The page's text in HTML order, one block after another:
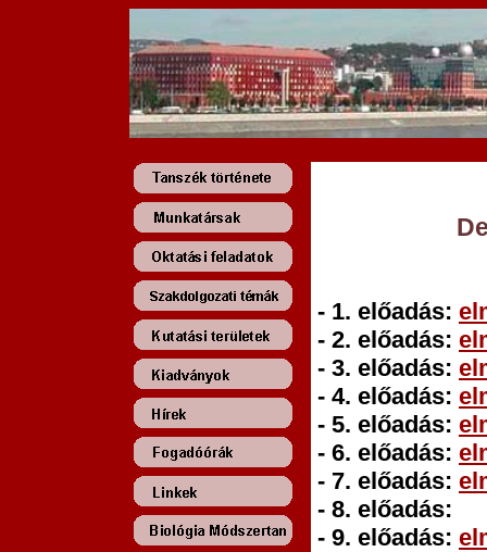
- 1. előadás:
- 2. előadás:
- 3. előadás:
- 4. előadás:
- 5. előadás:
- 6. előadás:
- 7. előadás:
- 8. előadás:
- 9. előadás: